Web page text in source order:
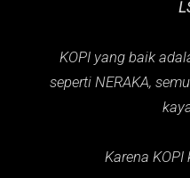
KOPI yang baik
seperti NERAKA,
Karena KOPI